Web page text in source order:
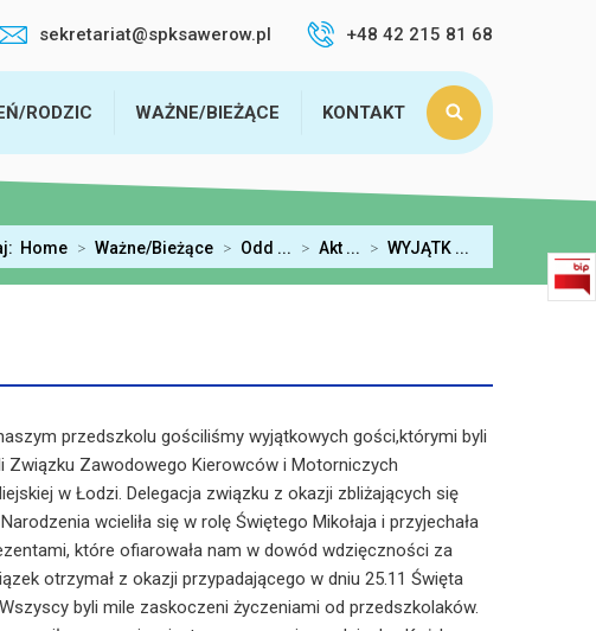
sekretariat@spksawerow.pl +48 42 215 81 68
RODZIC WAŻNE/BIEŻĄCE KONTAKT
Home > Ważne/Bieżące > Odd ... > Akt ... > WYJĄTK ...
przedszkolu gościliśmy wyjątkowych gości,którymi byli
Związku Zawodowego Kierowców i Motorniczych
w Łodzi. Delegacja związku z okazji zbliżających się
wcieliła się w rolę Świętego Mikołaja i przyjechała
które ofiarowała nam w dowód wdzięczności za
otrzymał z okazji przypadającego w dniu 25.11 Święta
byli mile zaskoczeni życzeniami od przedszkolaków.